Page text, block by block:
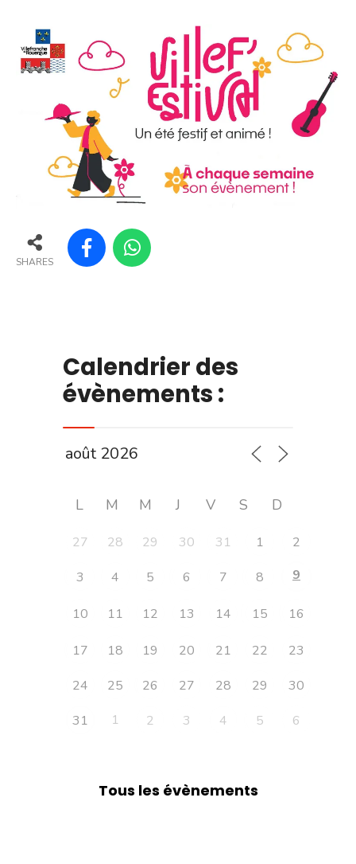
SHARES
Calendrier des
évènements :
L M M J V S D
27 28 29 30 31 1
2
3
4 5 6 7 8 9
10 11 12 13 14 15 16
17 18 19 20 21 22
23
24
25 26 27 28 29
30
31
1 2 3 4 5 6
Tous les évènements